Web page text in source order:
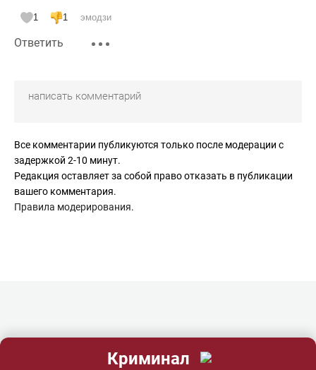
1 1 эмодзи
Ответить
Все комментарии публикуются только после модерации с
задержкой 2-10 минут.
Редакция оставляет за собой право отказать в публикации
вашего комментария.
Правила модерирования.
Криминал